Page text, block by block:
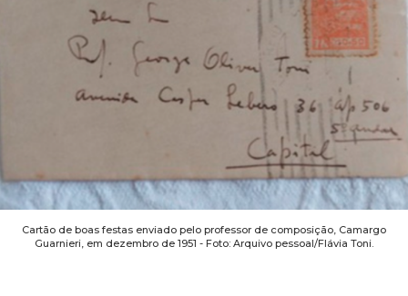
Cartão de boas festas enviado pelo professor de composição, Camargo
Guarnieri, em dezembro de 1951 - Foto: Arquivo pessoal/Flávia Toni.